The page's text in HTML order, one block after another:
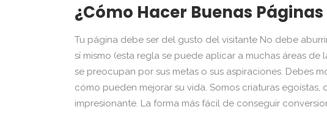
¿Cómo Hacer Buenas
Tu página debe ser del gusto del visitante No debe
sí mismo (esta regla se puede aplicar a muchas áreas de
se preocupan por sus metas o sus aspiraciones. Debes
cómo pueden mejorar su vida. Somos criaturas
impresionante. La forma más fácil de conseguir